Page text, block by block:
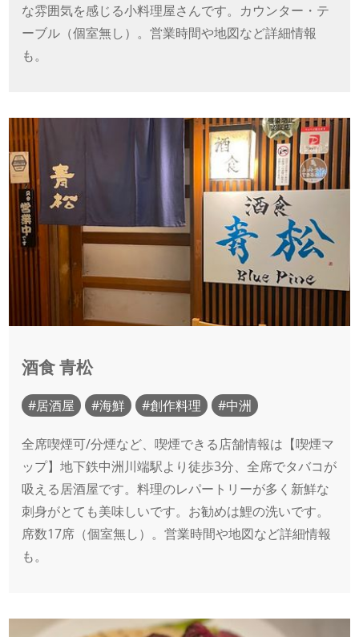
な雰囲気を感じる小料理屋さんです。カウンター・テ
ーブル（個室無し）。営業時間や地図など詳細情報
も。
酒食 青松
居酒屋 海鮮 創作料理 中洲
全席喫煙可/分煙など、喫煙できる店舗情報は【喫煙マ
ップ】地下鉄中洲川端駅より徒歩3分、全席でタバコが
吸える居酒屋です。料理のレパートリーが多く新鮮な
刺身がとても美味しいです。お勧めは鯉の洗いです。
席数17席（個室無し）。営業時間や地図など詳細情報
も。